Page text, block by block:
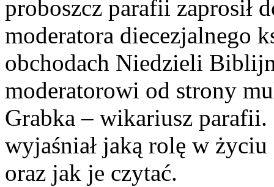
proboszcz parafii zaprosił
moderatora diecezjalnego
obchodach Niedzieli
moderatorowi od strony
Grabka – wikariusz
wyjaśniał jaką rolę w życiu
oraz jak je czytać.